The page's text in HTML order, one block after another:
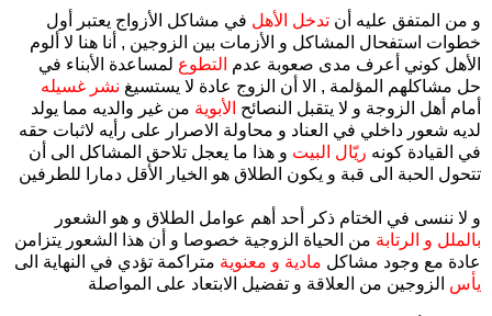
و من المتفق عليه أن تدخل الأهل في مشاكل الأزواج يعتبر أول
خطوات استفحال المشاكل و الأزمات بين الزوجين , أنا هنا لا ألوم
الأهل كوني أعرف مدى صعوبة عدم التطوع لمساعدة الأبناء في
حل مشاكلهم المؤلمة , الا أن الزوج عادة لا يستسيغ نشر غسيله
أمام أهل الزوجة و لا يتقبل النصائح الأبوية من غير والديه مما يولد
لديه شعور داخلي في العناد و محاولة الاصرار على رأيه لاثبات حقه
في القيادة كونه ريّال البيت و هذا ما يعجل تلاحق المشاكل الى أن
تتحول الحبة الى قبة و يكون الطلاق هو الخيار الأقل دمارا للطرفين
و لا ننسى في الختام ذكر أحد أهم عوامل الطلاق و هو الشعور
بالملل و الرتابة من الحياة الزوجية خصوصا و أن هذا الشعور يتزامن
عادة مع وجود مشاكل مادية و معنوية متراكمة تؤدي في النهاية الى
يأس الزوجين من العلاقة و تفضيل الابتعاد على المواصلة